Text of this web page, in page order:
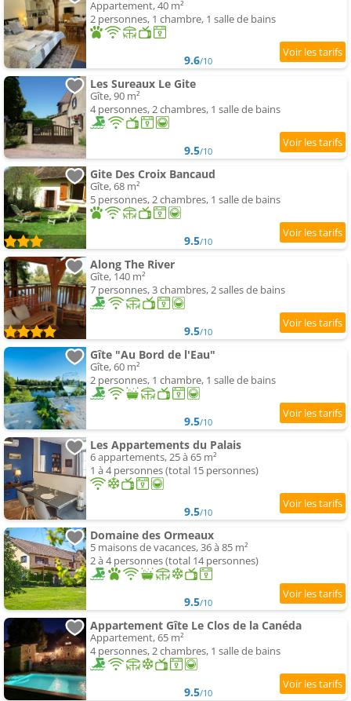
Appartement, 40 m²
2 personnes, 1 chambre, 1 salle de bains
9.6/10
Les Sureaux Le Gite
Gîte, 90 m²
4 personnes, 2 chambres, 1 salle de bains
9.5/10
Gite Des Croix Bancaud
Gîte, 68 m²
5 personnes, 2 chambres, 1 salle de bains
9.5/10
Along The River
Gîte, 140 m²
7 personnes, 3 chambres, 2 salles de bains
9.5/10
Gîte "Au Bord de l'Eau"
Gîte, 60 m²
2 personnes, 1 chambre, 1 salle de bains
9.5/10
Les Appartements du Palais
6 appartements, 25 à 65 m²
1 à 4 personnes (total 15 personnes)
9.5/10
Domaine des Ormeaux
5 maisons de vacances, 36 à 85 m²
2 à 4 personnes (total 14 personnes)
9.5/10
Appartement Gîte Le Clos de la Canéda
Appartement, 65 m²
4 personnes, 2 chambres, 1 salle de bains
9.5/10